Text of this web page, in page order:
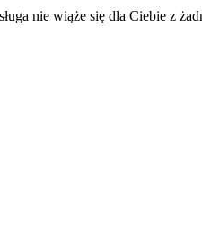
nie wiąże się dla Ciebie z